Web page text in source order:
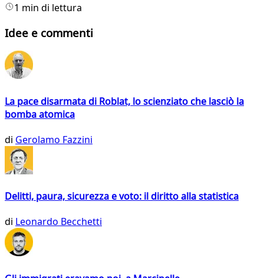
1 min di lettura
Idee e commenti
La pace disarmata di Roblat, lo scienziato che lasciò la
bomba atomica
di Gerolamo Fazzini
Delitti, paura, sicurezza e voto: il diritto alla statistica
di Leonardo Becchetti